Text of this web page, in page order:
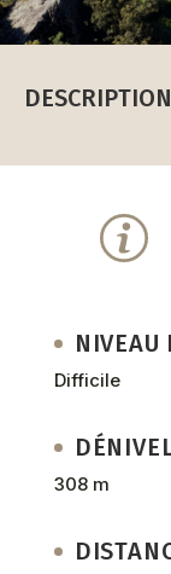
DESCRIPTION
NIVEAU
Difficile
308 m